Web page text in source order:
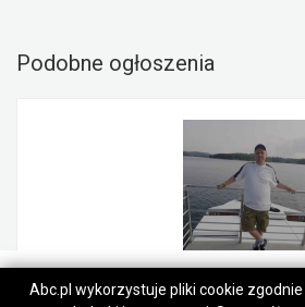
Podobne ogłoszenia
Abc.pl wykorzystuje pliki cookie